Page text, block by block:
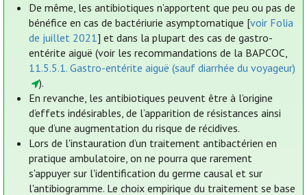
De même, les antibiotiques n’apportent que peu ou pas de
bénéfice en cas de bactériurie asymptomatique [voir Folia
de juillet 2021] et dans la plupart des cas de gastro-
entérite aiguë (voir les recommandations de la BAPCOC,
11.5.5.1. Gastro-entérite aiguë (sauf diarrhée du voyageur)
).
En revanche, les antibiotiques peuvent être à l’origine
d’effets indésirables, de l’apparition de résistances ainsi
que d’une augmentation du risque de récidives.
Lors de l'instauration d’un traitement antibactérien en
pratique ambulatoire, on ne pourra que rarement
s'appuyer sur l'identification du germe causal et sur
l'antibiogramme. Le choix empirique du traitement se base